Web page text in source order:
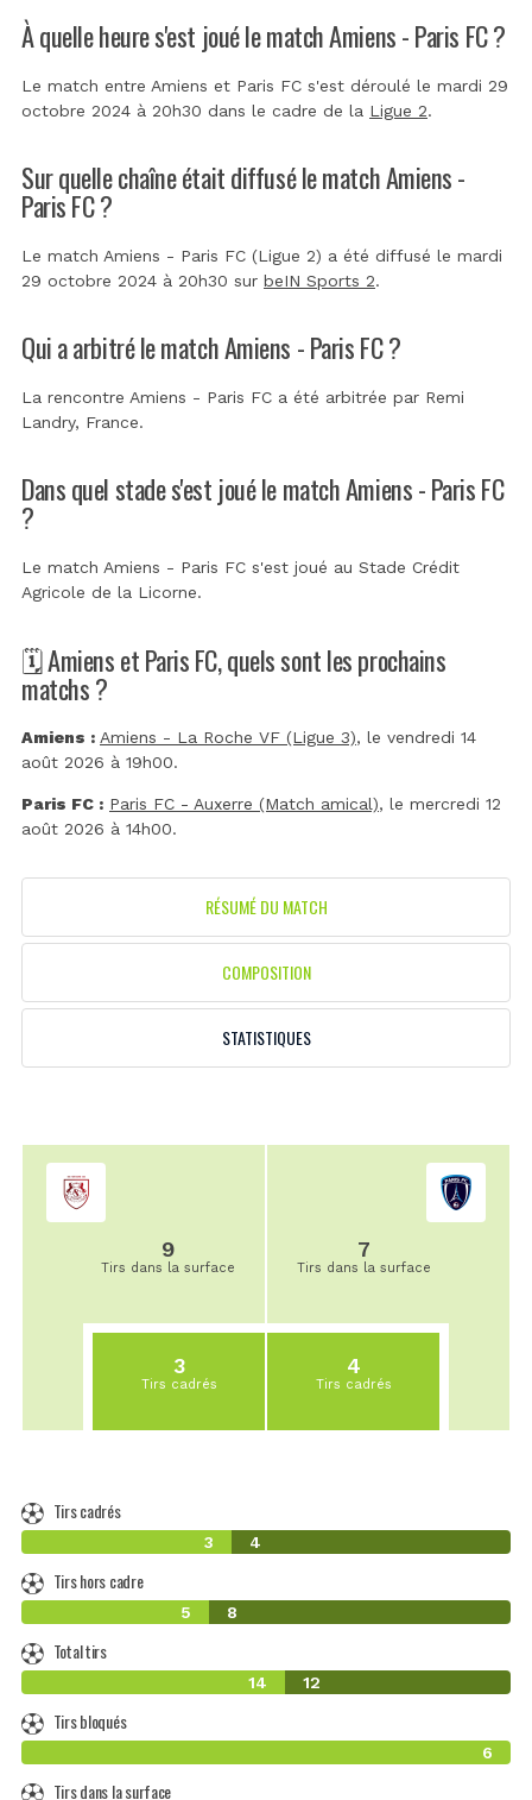
À quelle heure s'est joué le match Amiens - Paris FC ?
Le match entre Amiens et Paris FC s'est déroulé le mardi 29
octobre 2024 à 20h30 dans le cadre de la Ligue 2.
Sur quelle chaîne était diffusé le match Amiens -
Paris FC ?
Le match Amiens - Paris FC (Ligue 2) a été diffusé le mardi
29 octobre 2024 à 20h30 sur beIN Sports 2.
Qui a arbitré le match Amiens - Paris FC ?
La rencontre Amiens - Paris FC a été arbitrée par Remi
Landry, France.
Dans quel stade s'est joué le match Amiens - Paris FC
?
Le match Amiens - Paris FC s'est joué au Stade Crédit
Agricole de la Licorne.
🗓️ Amiens et Paris FC, quels sont les prochains
matchs ?
Amiens : Amiens - La Roche VF (Ligue 3), le vendredi 14
août 2026 à 19h00.
Paris FC : Paris FC - Auxerre (Match amical), le mercredi 12
août 2026 à 14h00.
RÉSUMÉ DU MATCH
COMPOSITION
STATISTIQUES
9
Tirs dans la surface
3
Tirs cadrés
7
Tirs dans la surface
4
Tirs cadrés
Tirs cadrés
3 4
Tirs hors cadre
5 8
Total tirs
14 12
Tirs bloqués
6
Tirs dans la surface